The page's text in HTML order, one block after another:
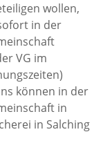
wollen,
in der
VG im
können in der
in
in Salching